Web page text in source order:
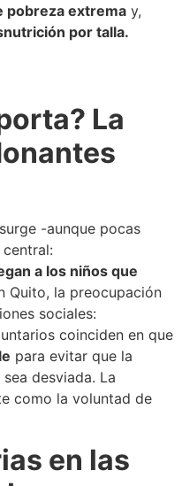
pobreza extrema y,
por talla.
La
-aunque pocas
a los niños que
Quito, la preocupación
sociales:
coinciden en que
para evitar que la
desviada. La
como la voluntad de
en las